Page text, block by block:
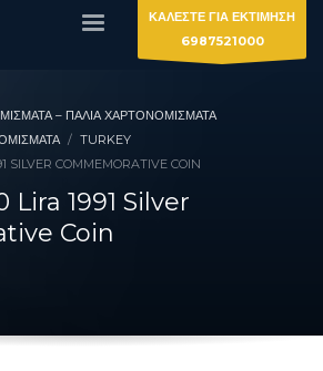
ΚΑΛΕΣΤΕ ΓΙΑ ΕΚΤΙΜΗΣΗ
6987521000
– ΠΑΛΙΆ ΧΑΡΤΟΝΟΜΊΣΜΑΤΑ
TURKEY
SILVER COMMEMORATIVE COIN
1991 Silver
Coin